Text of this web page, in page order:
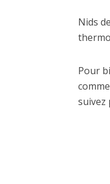
Nids
Pour
suivez